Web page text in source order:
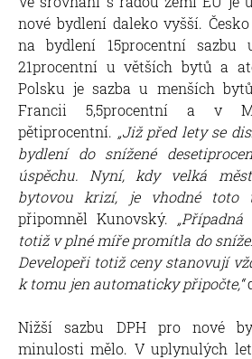
nové bydlení daleko vyšší.
na bydlení 15procentní
21procentní u větších bytů a
Polsku je sazba u menších
Francii 5,5procentní a v
pětiprocentní. „Již před lety se
bydlení do snížené
úspěchu. Nyní, kdy velká
bytovou krizí, je vhodné toto
připomněl Kunovský.
totiž v plné míře promítla do
Developeři totiž ceny stanovují
k tomu jen automaticky připočte,“
Nižší sazbu DPH pro nové
minulosti mělo. V uplynulých